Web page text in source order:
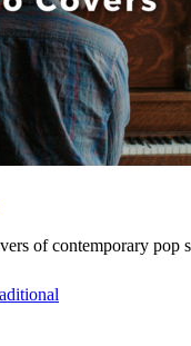
of contemporary pop